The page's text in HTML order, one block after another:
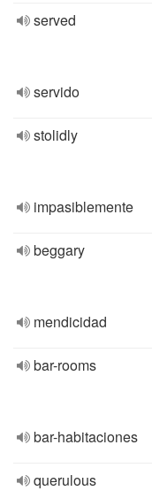
served
servido
stolidly
impasiblemente
beggary
mendicidad
bar-rooms
bar-habitaciones
querulous